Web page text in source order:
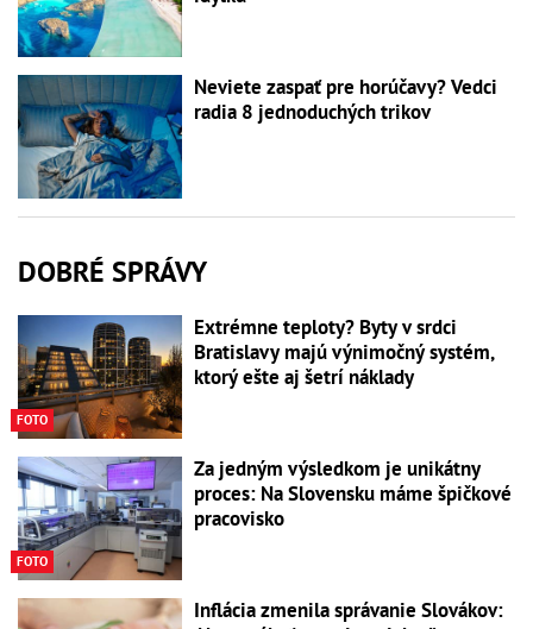
Neviete zaspať pre horúčavy? Vedci
radia 8 jednoduchých trikov
DOBRÉ SPRÁVY
FOTO
Extrémne teploty? Byty v srdci
Bratislavy majú výnimočný systém,
ktorý ešte aj šetrí náklady
FOTO
Za jedným výsledkom je unikátny
proces: Na Slovensku máme špičkové
pracovisko
Inflácia zmenila správanie Slovákov: